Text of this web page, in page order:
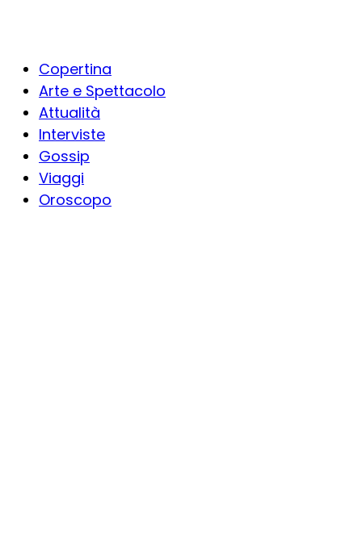
Copertina
Arte e Spettacolo
Attualità
Interviste
Gossip
Viaggi
Oroscopo